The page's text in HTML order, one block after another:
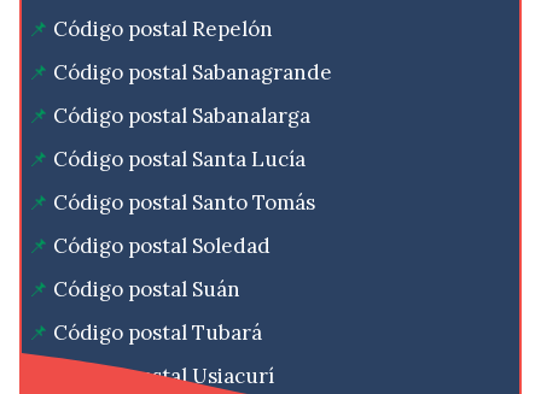
Código postal Repelón
Código postal Sabanagrande
Código postal Sabanalarga
Código postal Santa Lucía
Código postal Santo Tomás
Código postal Soledad
Código postal Suán
Código postal Tubará
Código postal Usiacurí